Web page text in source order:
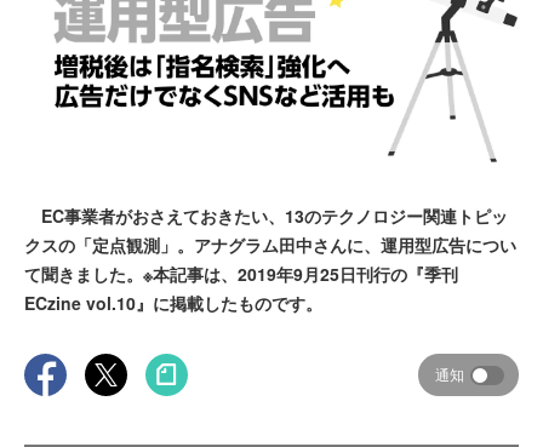
EC事業者がおさえておきたい、13のテクノロジー関連トピッ
クスの「定点観測」。アナグラム田中さんに、運用型広告につい
て聞きました。※本記事は、2019年9月25日刊行の『季刊
ECzine vol.10』に掲載したものです。
通知